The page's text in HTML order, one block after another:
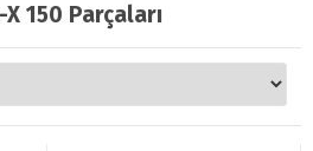
X 150 Parçaları